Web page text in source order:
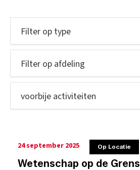
24 september 2025 Op Locatie
Wetenschap op de Grens